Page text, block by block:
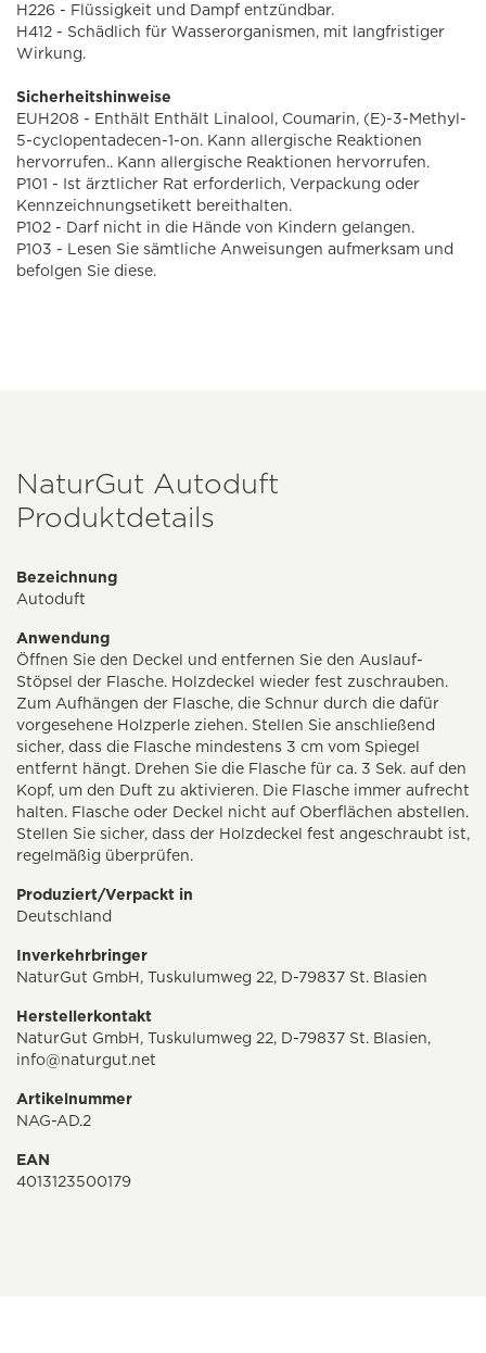
H226 - Flüssigkeit und Dampf entzündbar.
H412 - Schädlich für Wasserorganismen, mit langfristiger
Wirkung.
Sicherheitshinweise
EUH208 - Enthält Enthält Linalool, Coumarin, (E)-3-Methyl-
5-cyclopentadecen-1-on. Kann allergische Reaktionen
hervorrufen.. Kann allergische Reaktionen hervorrufen.
P101 - Ist ärztlicher Rat erforderlich, Verpackung oder
Kennzeichnungsetikett bereithalten.
P102 - Darf nicht in die Hände von Kindern gelangen.
P103 - Lesen Sie sämtliche Anwei­sungen aufmerksam und
befolgen Sie diese.
NaturGut Autoduft
Produktdetails
Bezeichnung
Autoduft
Anwendung
Öffnen Sie den Deckel und entfernen Sie den Auslauf-
Stöpsel der Flasche. Holzdeckel wieder fest zuschrauben.
Zum Aufhängen der Flasche, die Schnur durch die dafür
vorgesehene Holzperle ziehen. Stellen Sie anschließend
sicher, dass die Flasche mindestens 3 cm vom Spiegel
entfernt hängt. Drehen Sie die Flasche für ca. 3 Sek. auf den
Kopf, um den Duft zu aktivieren. Die Flasche immer aufrecht
halten. Flasche oder Deckel nicht auf Oberflächen abstellen.
Stellen Sie sicher, dass der Holzdeckel fest angeschraubt ist,
regelmäßig überprüfen.
Produziert/Verpackt in
Deutschland
Inverkehrbringer
NaturGut GmbH, Tuskulumweg 22, D-79837 St. Blasien
Herstellerkontakt
NaturGut GmbH, Tuskulumweg 22, D-79837 St. Blasien,
info@naturgut.net
Artikelnummer
NAG-AD.2
EAN
4013123500179